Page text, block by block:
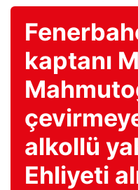
kaptanı
alkollü
Ehliyeti